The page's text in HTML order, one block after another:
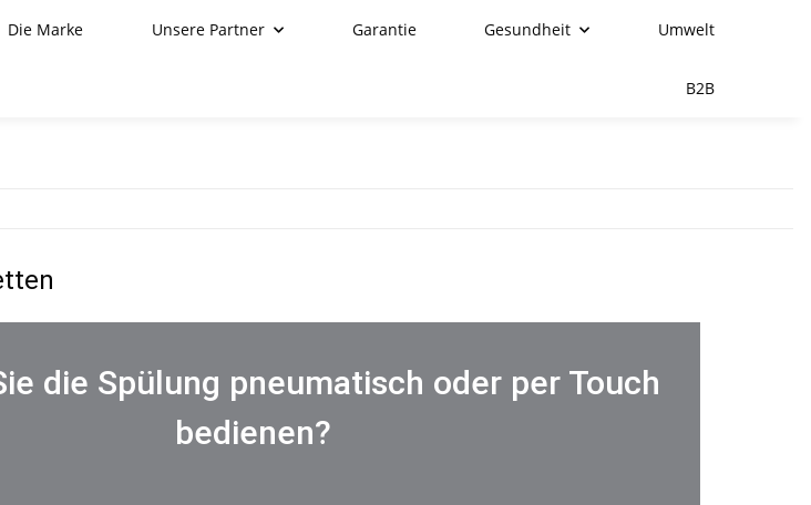
Die Marke Unsere Partner Garantie Gesundheit Umwelt
B2B
die Spülung pneumatisch oder per Touch
bedienen?